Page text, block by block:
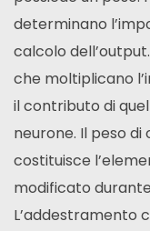
determinano
calcolo
che moltiplicano
il contributo di
neurone. Il peso di
costituisce
modificato
L’addestramento